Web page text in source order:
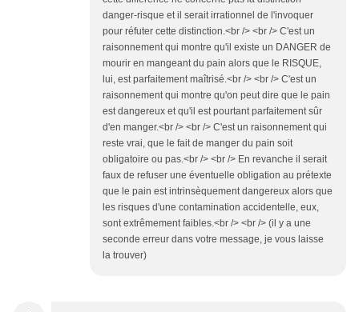
danger-risque et il serait irrationnel de l'invoquer
pour réfuter cette distinction.<br /> <br /> C'est un
raisonnement qui montre qu'il existe un DANGER de
mourir en mangeant du pain alors que le RISQUE,
lui, est parfaitement maîtrisé.<br /> <br /> C'est un
raisonnement qui montre qu'on peut dire que le pain
est dangereux et qu'il est pourtant parfaitement sûr
d'en manger.<br /> <br /> C'est un raisonnement qui
reste vrai, que le fait de manger du pain soit
obligatoire ou pas.<br /> <br /> En revanche il serait
faux de refuser une éventuelle obligation au prétexte
que le pain est intrinsèquement dangereux alors que
les risques d'une contamination accidentelle, eux,
sont extrêmement faibles.<br /> <br /> (il y a une
seconde erreur dans votre message, je vous laisse
la trouver)